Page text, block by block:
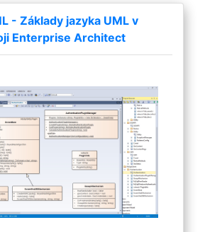
- Základy jazyka UML v
Enterprise Architect